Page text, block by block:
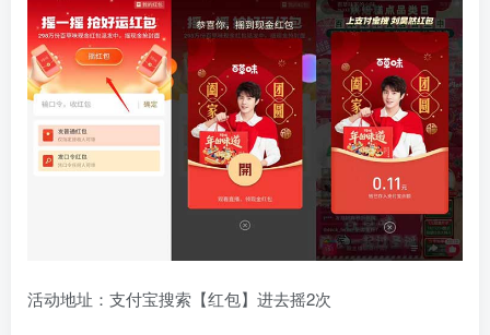
活动地址：支付宝搜索【红包】进去摇2次